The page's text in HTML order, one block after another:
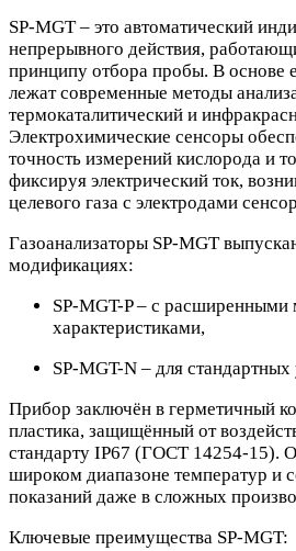
SP-MGT – это автоматический
непрерывного действия,
принципу отбора пробы. В основе
лежат современные методы
термокаталитический и
Электрохимические сенсоры
точность измерений кислорода и
фиксируя электрический ток,
целевого газа с электродами
Газоанализаторы SP-MGT
модификациях:
SP-MGT-P – с расширенными
характеристиками,
SP-MGT-N – для стандартных
Прибор заключён в герметичный
пластика, защищённый от
стандарту IP67 (ГОСТ 14254-15).
широком диапазоне температур и
показаний даже в сложных
Ключевые преимущества SP-MGT: